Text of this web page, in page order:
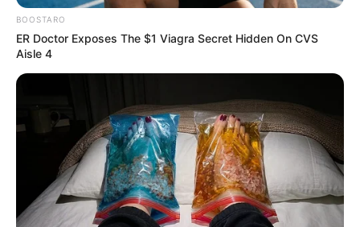
BOOSTARO
ER Doctor Exposes The $1 Viagra Secret Hidden On CVS
Aisle 4